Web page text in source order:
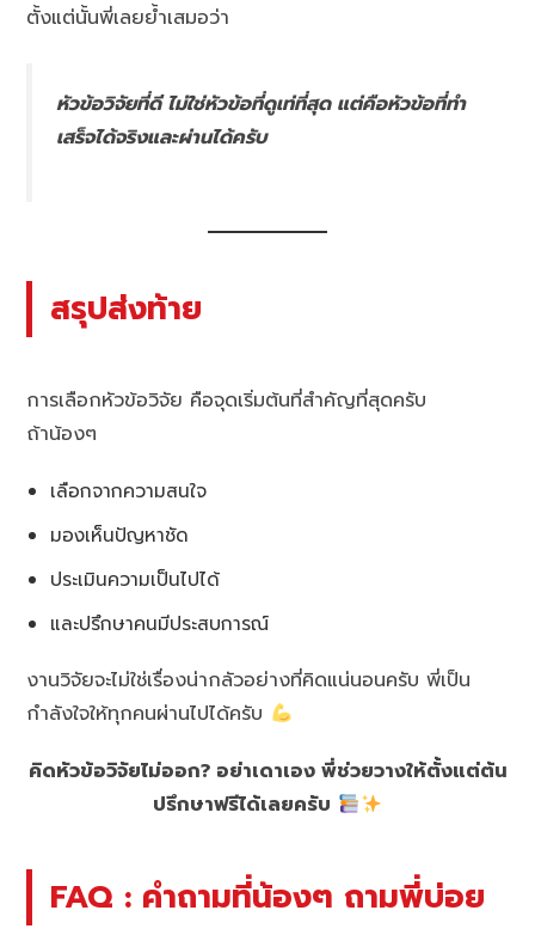
ตั้งแต่นั้นพี่เลยย้ำเสมอว่า
หัวข้อวิจัยที่ดี ไม่ใช่หัวข้อที่ดูเท่ที่สุด แต่คือหัวข้อที่ทำ
เสร็จได้จริงและผ่านได้ครับ
สรุปส่งท้าย
การเลือกหัวข้อวิจัย คือจุดเริ่มต้นที่สำคัญที่สุดครับ
ถ้าน้องๆ
เลือกจากความสนใจ
มองเห็นปัญหาชัด
ประเมินความเป็นไปได้
และปรึกษาคนมีประสบการณ์
งานวิจัยจะไม่ใช่เรื่องน่ากลัวอย่างที่คิดแน่นอนครับ พี่เป็น
กำลังใจให้ทุกคนผ่านไปได้ครับ
คิดหัวข้อวิจัยไม่ออก? อย่าเดาเอง พี่ช่วยวางให้ตั้งแต่ต้น
ปรึกษาฟรีได้เลยครับ
FAQ : คำถามที่น้องๆ ถามพี่บ่อย